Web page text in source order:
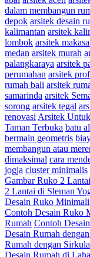
dalam membangun
depok arsitek desain
kalimantan arsitek
lombok arsitek
medan arsitek murah
palangkaraya arsitek
perumahan arsitek
rumah bali arsitek
samarinda arsitek
sorong arsitek tegal
renovasi Arsitek
Taman Terbuka batu
bermain geometris
membangun atau
dimaksimal cara
jogja cluster minimalis
Gambar Ruko 2
2 Lantai di Sleman
Desain Ruko
Contoh Desain Ruko
Rumah Contoh
Desain Rumah
Rumah dengan
Desain Rumah di